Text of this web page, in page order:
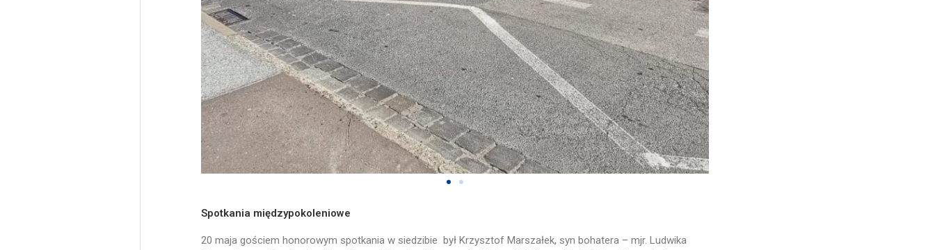
Spotkania międzypokoleniowe
20 maja gościem honorowym spotkania w siedzibie był Krzysztof Marszałek, syn bohatera – mjr. Ludwika